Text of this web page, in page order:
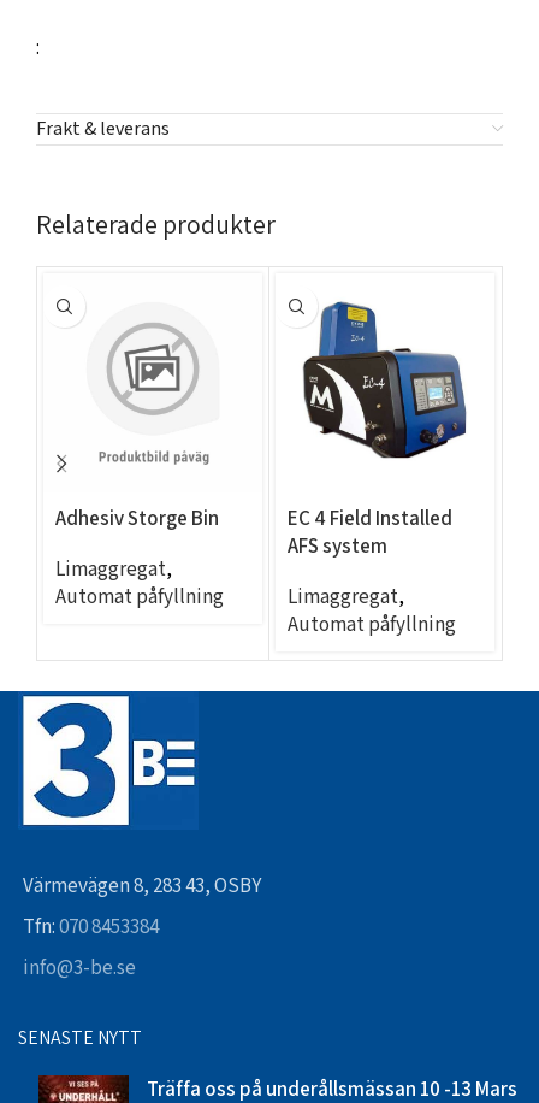
:
Frakt & leverans
Relaterade produkter
Adhesiv Storge Bin
Limaggregat,
Automat påfyllning
EC 4 Field Installed
AFS system
Limaggregat,
Automat påfyllning
Värmevägen 8, 283 43, OSBY
Tfn:070 8453384
info@3-be.se
SENASTE NYTT
Träffa oss på underållsmässan 10 -13 Mars